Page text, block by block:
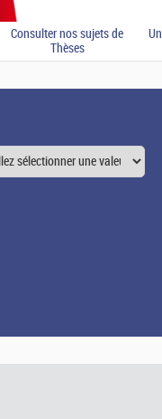
Consulter nos sujets de
Thèses